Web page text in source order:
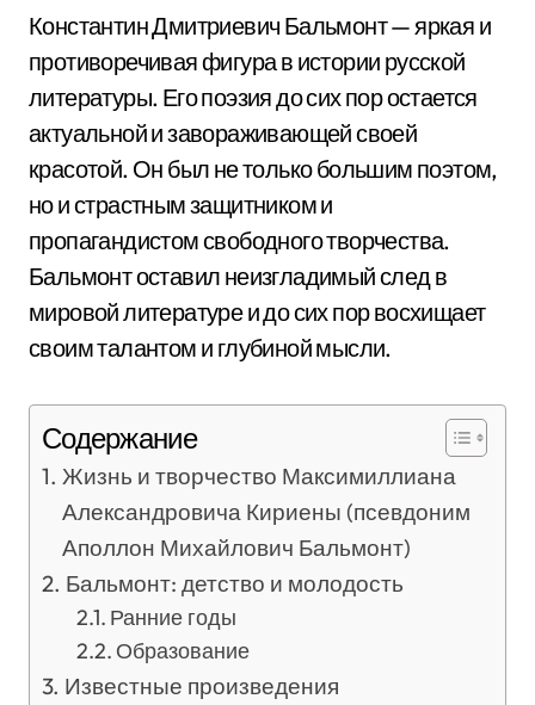
Константин Дмитриевич Бальмонт — яркая и
противоречивая фигура в истории русской
литературы. Его поэзия до сих пор остается
актуальной и завораживающей своей
красотой. Он был не только большим поэтом,
но и страстным защитником и
пропагандистом свободного творчества.
Бальмонт оставил неизгладимый след в
мировой литературе и до сих пор восхищает
своим талантом и глубиной мысли.
Содержание
Жизнь и творчество Максимиллиана
Александровича Кириены (псевдоним
Аполлон Михайлович Бальмонт)
Бальмонт: детство и молодость
Ранние годы
Образование
Известные произведения